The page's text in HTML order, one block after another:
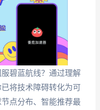
碧蓝航线？通过理解
将技术障碍转化为可
点分布、智能推荐最